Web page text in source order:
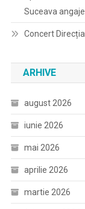
Suceava
Concert
ARHIVE
august 2026
iunie 2026
mai 2026
aprilie 2026
martie 2026